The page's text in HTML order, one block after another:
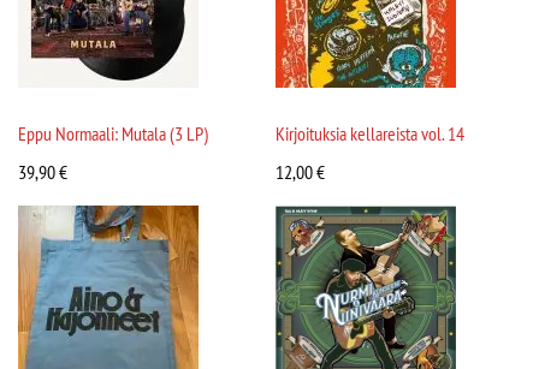
Eppu Normaali: Mutala (3 LP)
39,90€
Kirjoituksia kellareista vol. 14
12,00€